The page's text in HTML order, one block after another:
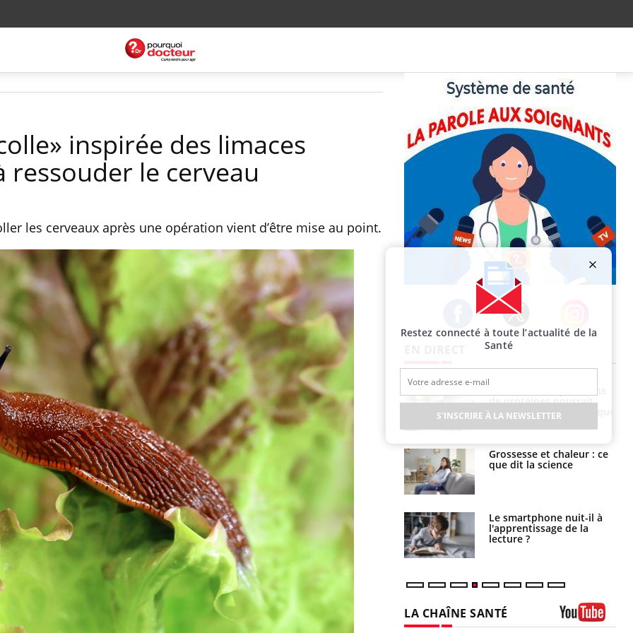
inspirée des limaces
le cerveau
les cerveaux après une opération vient d’être mise au point.
Facebook Twitter Instagram
Pourquoi votre ventre
gâche-t-il les premiers
jours de vos vacances ?
Fortes chaleurs :
pourquoi le risque de
noyade grimpe-t-il ?
Le Viagra pourrait-il
freiner la propagation du
cancer ?
Pourquoi manger moins
de protéines pourrait
finalement être bénéfique
Grossesse et chaleur : ce
que dit la science
Le smartphone nuit-il à
l'apprentissage de la
lecture ?
vacances, elle reste dans
le coma pendant 42 jours
Mordue par un
barracuda, une petite fille
secourue grâce à un
Légionellose en Suisse :
quelle est l’origine de la
contamination ?
LA CHAÎNE SANTÉ
Restez connecté à toute l’actualité de la
Santé
S'INSCRIRE À LA NEWSLETTER